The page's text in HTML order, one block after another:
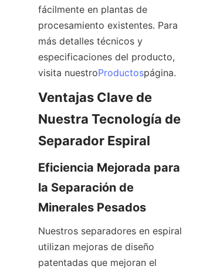
fácilmente en plantas de
procesamiento existentes. Para
más detalles técnicos y
especificaciones del producto,
visita nuestroProductospágina.
Ventajas Clave de
Nuestra Tecnología de
Separador Espiral
Eficiencia Mejorada para
la Separación de
Minerales Pesados
Nuestros separadores en espiral
utilizan mejoras de diseño
patentadas que mejoran el